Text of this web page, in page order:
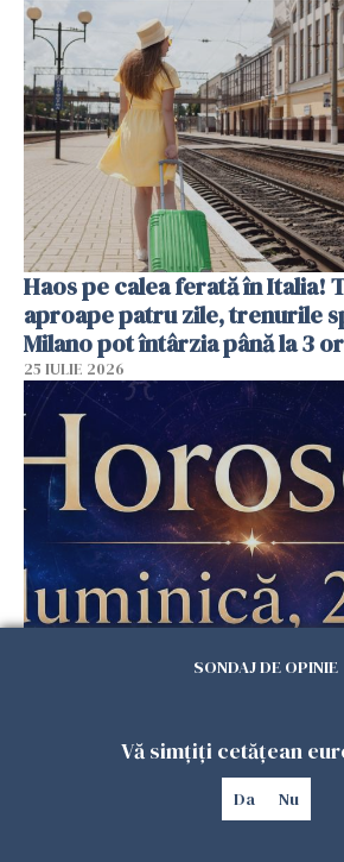
Haos pe calea ferată în Italia!
aproape patru zile, trenurile
Milano pot întârzia până la 3
25 IULIE 2026
Horoscop duminică, 26 iulie.
SONDAJ DE OPINIE
Vă simțiți cetățean
Da Nu